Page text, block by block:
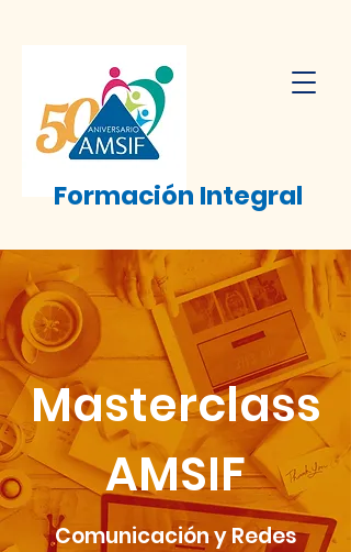
Formación Integral
Masterclass
AMSIF
Comunicación y Redes